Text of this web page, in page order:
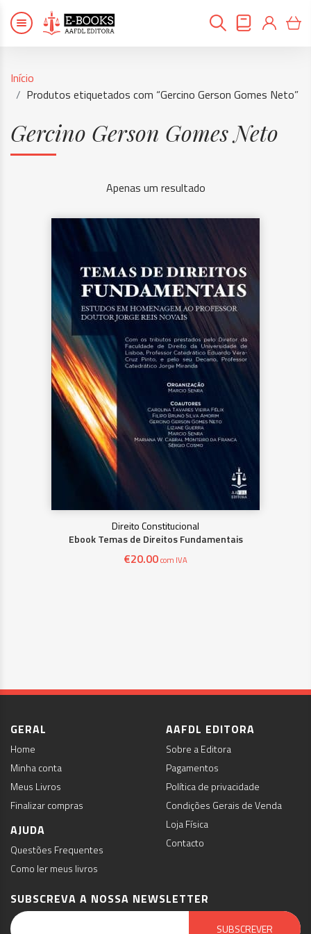
Início
Produtos etiquetados com “Gercino Gerson Gomes Neto”
Gercino Gerson Gomes Neto
Apenas um resultado
Direito Constitucional
Ebook Temas de Direitos Fundamentais
€20.00com IVA
GERAL
Home
Minha conta
Meus Livros
Finalizar compras
AJUDA
Questões Frequentes
Como ler meus livros
AAFDL EDITORA
Sobre a Editora
Pagamentos
Política de privacidade
Condições Gerais de Venda
Loja Física
Contacto
SUBSCREVA A NOSSA NEWSLETTER
SUBSCREVER
Email Marketing by E-goi